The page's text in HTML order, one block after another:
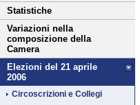
Statistiche
Variazioni nella
composizione della
Camera
Elezioni del 21 aprile
2006
Circoscrizioni e Collegi